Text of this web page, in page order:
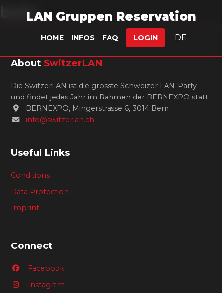
LAN Gruppen Reservation
HOME INFOS FAQ LOGIN DE
botc
About SwitzerLAN
Die SwitzerLAN ist die grösste Schweizer LAN-Party
und findet jedes Jahr im Rahmen der BERNEXPO statt.
BERNEXPO, Mingerstrasse 6, 3014 Bern
info@switzerlan.ch
Useful Links
Conditions
Data Protection
Imprint
Connect
Facebook
Instagram